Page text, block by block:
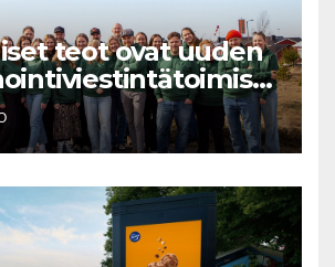
teot ovat uuden
ydin